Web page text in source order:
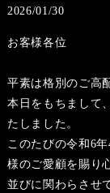
2026/01/30
お客様各位
平素は格別のご高
本日をもちまして
たしました。
このたびの令和6
様のご愛顧を賜り
並びに関わらさせ